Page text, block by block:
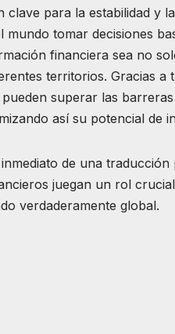
para la estabilidad y
mundo tomar decisiones
financiera sea no
territorios. Gracias a
superar las
así su potencial de
de una
juegan un rol
verdaderamente global.